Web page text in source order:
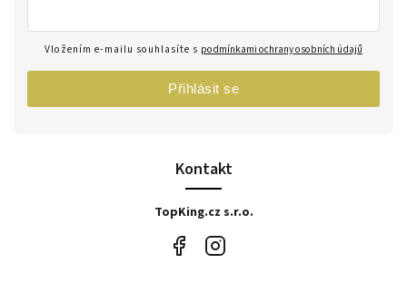
Kontakt
TopKing.cz s.r.o.
Vložením e-mailu souhlasíte s podmínkami ochrany osobních údajů
Přihlásit se